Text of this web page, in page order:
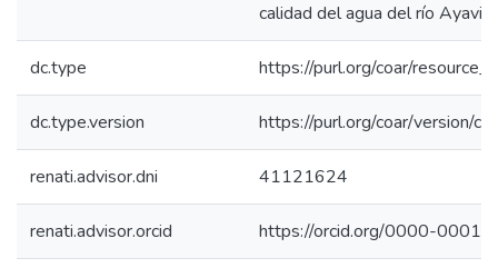
calidad del agua del río
dc.type https://purl.org/coar/
dc.type.version https://purl.org/coar/version/
renati.advisor.dni 41121624
renati.advisor.orcid https://orcid.org/0000-